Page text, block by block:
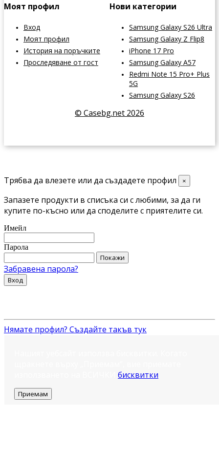
Моят профил
Вход
Моят профил
История на поръчките
Проследяване от гост
Нови категории
Samsung Galaxy S26 Ultra
Samsung Galaxy Z Flip8
iPhone 17 Pro
Samsung Galaxy A57
Redmi Note 15 Pro+ Plus
5G
Samsung Galaxy S26
© Casebg.net 2026
Трябва да влезете или да създадете профил ×
Запазете продукти в списъка си с любими, за да ги
купите по-късно или да споделите с приятелите си.
Имейл
Парола
Покажи
Забравена парола?
Вход
Нямате профил? Създайте такъв тук
бисквитки
Приемам